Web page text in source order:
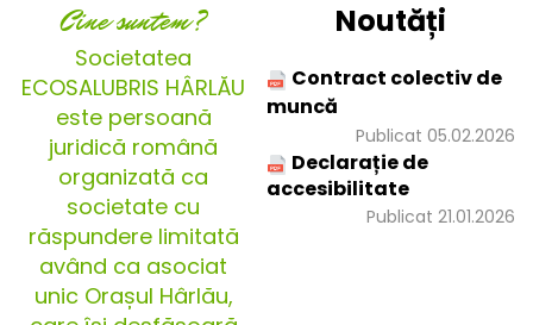
Cine suntem?
Societatea
ECOSALUBRIS HÂRLĂU
este persoană
juridică română
organizată ca
societate cu
răspundere limitată
având ca asociat
unic Orașul Hârlău,
Noutăți
Contract colectiv de
muncă
Publicat 05.02.2026
Declarație de
accesibilitate
Publicat 21.01.2026